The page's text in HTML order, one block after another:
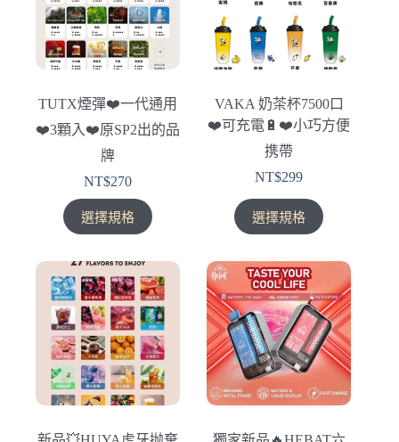
式。
可
在
品
頁
面
選
選
項
式。
可
在
品
頁
面
選
選
項
TUTX煙彈❤️‍一代通用
❤️‍3顆入❤️‍原SP2出的品
牌
NT$270
選擇規格
此
產
有
多
種
款
式。
可
在
VAKA 奶茶杯7500口
❤️‍可充電🔋❤️‍小巧方便
携帶
NT$299
選擇規格
此
產
有
多
種
款
式。
可
在